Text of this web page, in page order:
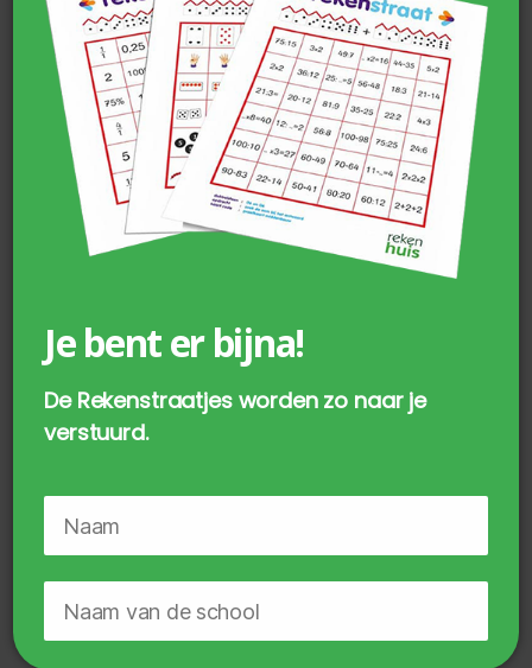
35,00 incl. BTW
Je bent er bijna!
De Rekenstraatjes worden zo naar je
verstuurd.